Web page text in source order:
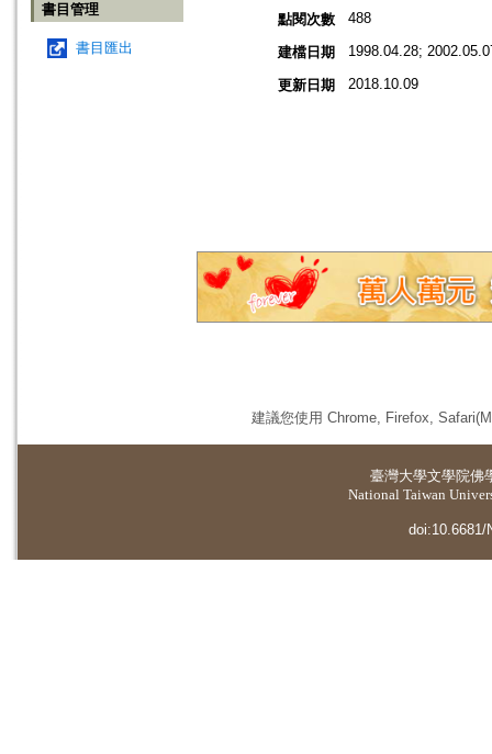
書目管理
書目匯出
點閱次數
488
建檔日期 1998.04.28;
更新日期 2018.10.09
建議您使用 Chrome, Firefox,
臺灣大學文學院佛
National Taiwan
doi:10.6681/